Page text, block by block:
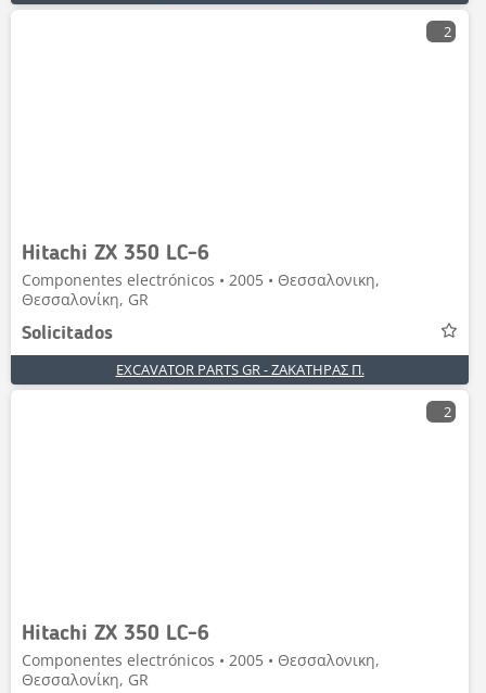
2
Hitachi ZX 350 LC-6
Componentes electrónicos • 2005 • Θεσσαλονικη,
Θεσσαλονίκη, GR
Solicitados
EXCAVATOR PARTS GR - ΖΑΚΑΤΗΡΑΣ Π.
2
Hitachi ZX 350 LC-6
Componentes electrónicos • 2005 • Θεσσαλονικη,
Θεσσαλονίκη, GR